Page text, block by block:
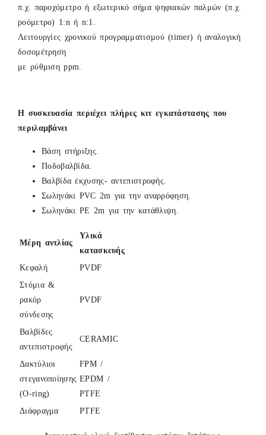
π.χ. παροχόμετρο ή εξωτερικό σήμα ψηφιακών παλμών (π.χ.
ροόμετρο) 1:n ή n:1.
Λειτουργίες χρονικού προγραμματισμού (timer) ή αναλογική
δοσομέτρηση
με ρύθμιση ppm.
Η συσκευασία περιέχει πλήρες κιτ εγκατάστασης που
περιλαµβάνει
Βάση στήριξης.
Ποδοβαλβίδα.
Βαλβίδα έκχυσης- αντεπιστροφής.
Σωληνάκι PVC 2m για την αναρρόφηση.
Σωληνάκι ΡE 2m για την κατάθλιψη.
Μέρη αντλίας
Υλικά
κατασκευής
Κεφαλή
PVDF
Στόμια &
ρακόρ
σύνδεσης
PVDF
Βαλβίδες
αντεπιστροφής
CERAMIC
Δακτύλιοι
στεγανοποίησης
(O-ring)
FPM /
EPDM /
PTFE
Διάφραγμα
PTFE